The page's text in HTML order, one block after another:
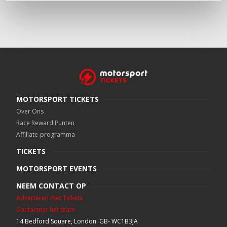
MOTORSPORT TICKETS
Over Ons
Race Reward Punten
Affiliate-programma
TICKETS
MOTORSPORT EVENTS
NEEM CONTACT OP
Adverteren met Tickets
Contacteer het team
14 Bedford Square, London. GB- WC1B3JA